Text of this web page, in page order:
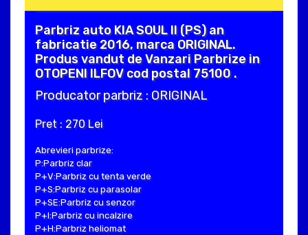
Parbriz auto KIA SOUL II (PS) an
fabricatie 2016, marca ORIGINAL.
Produs vandut de Vanzari Parbrize in
OTOPENI ILFOV cod postal 75100 .
Producator parbriz : ORIGINAL
Pret : 270 Lei
Abrevieri parbrize:
P:Parbriz clar
P+V:Parbriz cu tenta verde
P+S:Parbriz cu parasolar
P+SE:Parbriz cu senzor
P+I:Parbriz cu incalzire
P+H:Parbriz heliomat